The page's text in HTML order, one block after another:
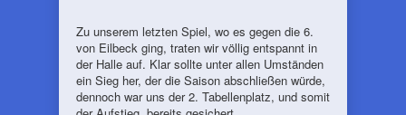
Zu unserem letzten Spiel, wo es gegen die 6.
von Eilbeck ging, traten wir völlig entspannt in
der Halle auf. Klar sollte unter allen Umständen
ein Sieg her, der die Saison abschließen würde,
dennoch war uns der 2. Tabellenplatz, und somit